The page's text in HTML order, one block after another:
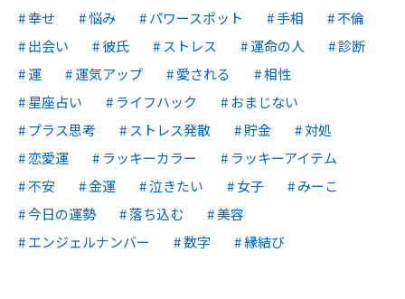
幸せ
悩み パワースポット 手相
不倫
出会い
彼氏 ストレス 運命の人
診断
運
運気アップ 愛される
相性
星座占い
ライフハック
おまじない
プラス思考
ストレス発散 貯金
対処
恋愛運
ラッキーカラー
ラッキーアイテム
不安
金運 泣きたい 女子
みーこ
今日の運勢
落ち込む
美容
エンジェルナンバー
数字 縁結び